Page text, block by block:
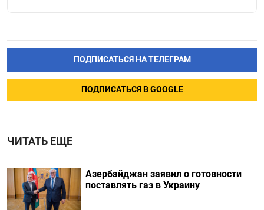
ПОДПИСАТЬСЯ НА ТЕЛЕГРАМ
ПОДПИСАТЬСЯ В GOOGLE
ЧИТАТЬ ЕЩЕ
Азербайджан заявил о готовности
поставлять газ в Украину